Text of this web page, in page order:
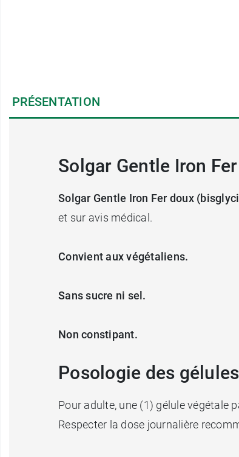
PRÉSENTATION
Solgar Gentle Iron
Solgar Gentle Iron Fer doux
et sur avis médical.
Convient aux végétaliens.
Sans sucre ni sel.
Non constipant.
Posologie des
Pour adulte, une (1) gélule végétale
Respecter la dose journalière